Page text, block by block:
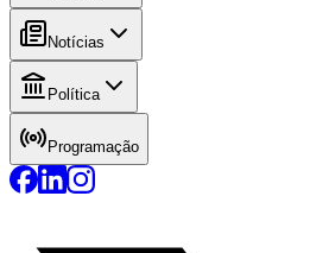
Notícias
Política
Programação